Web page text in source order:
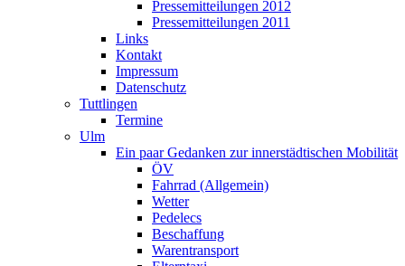
Pressemitteilungen 2012
Pressemitteilungen 2011
Links
Kontakt
Impressum
Datenschutz
Tuttlingen
Termine
Ulm
Ein paar Gedanken zur innerstädtischen Mobilität
ÖV
Fahrrad (Allgemein)
Wetter
Pedelecs
Beschaffung
Warentransport